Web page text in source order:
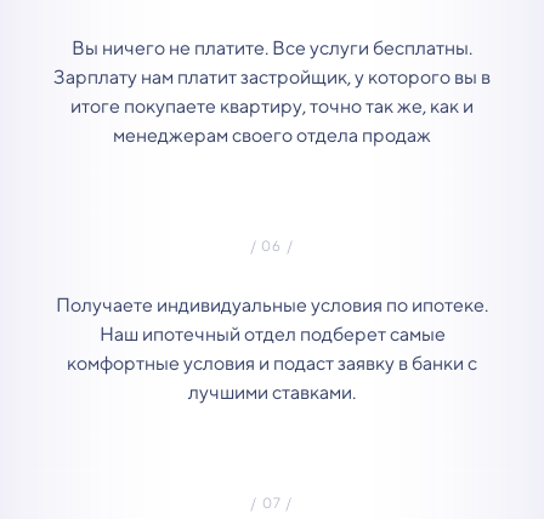
Вы ничего не платите. Все услуги бесплатны.
Зарплату нам платит застройщик, у которого вы в
итоге покупаете квартиру, точно так же, как и
менеджерам своего отдела продаж
Получаете индивидуальные условия по ипотеке.
Наш ипотечный отдел подберет самые
комфортные условия и подаст заявку в банки с
лучшими ставками.